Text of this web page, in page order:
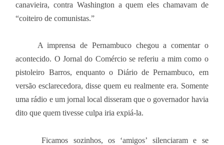
canavieira, contra Washington a quem eles chamavam de
“coiteiro de comunistas.”
A imprensa de Pernambuco chegou a comentar o
acontecido. O Jornal do Comércio se referiu a mim como o
pistoleiro Barros, enquanto o Diário de Pernambuco, em
versão esclarecedora, disse quem eu realmente era. Somente
uma rádio e um jornal local disseram que o governador havia
dito que quem tivesse culpa iria expiá-la.
Ficamos sozinhos, os ‘amigos’ silenciaram e se